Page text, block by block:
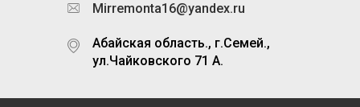
Mirremonta16@yandex.ru
Абайская область., г.Семей.,
ул.Чайковского 71 А.